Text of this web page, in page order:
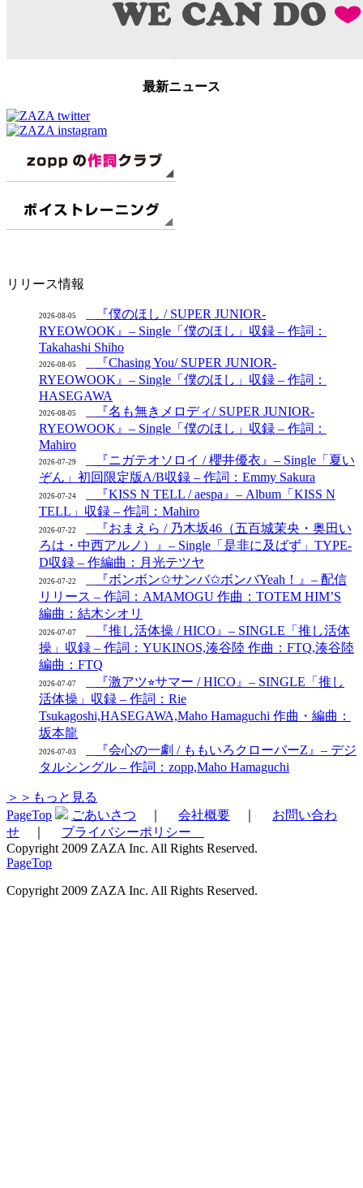
最新ニュース
リリース情報
2026-08-05
『僕のほし / SUPER JUNIOR-
RYEOWOOK』– Single「僕のほし」収録 – 作詞：
Takahashi Shiho
2026-08-05
『Chasing You/ SUPER JUNIOR-
RYEOWOOK』– Single「僕のほし」収録 – 作詞：
HASEGAWA
2026-08-05
『名も無きメロディ/ SUPER JUNIOR-
RYEOWOOK』– Single「僕のほし」収録 – 作詞：
Mahiro
2026-07-29
『ニガテオソロイ / 櫻井優衣』– Single「夏い
ぞん」初回限定版A/B収録 – 作詞：Emmy Sakura
2026-07-24
『KISS N TELL / aespa』– Album「KISS N
TELL」収録 – 作詞：Mahiro
2026-07-22
『おまえら / 乃木坂46（五百城茉央・奥田い
ろは・中西アルノ）』– Single「是非に及ばず」TYPE-
D収録 – 作編曲：月光テツヤ
2026-07-22
『ボンボン✩サンバ✩ボンバYeah！』– 配信
リリース – 作詞：AMAMOGU 作曲：TOTEM HIM’S
編曲：結木シオリ
2026-07-07
『推し活体操 / HICO』– SINGLE「推し活体
操」収録 – 作詞：YUKINOS,湊谷陸 作曲：FTQ,湊谷陸
編曲：FTQ
2026-07-07
『激アツ⭐︎サマー / HICO』– SINGLE「推し
活体操」収録 – 作詞：Rie
Tsukagoshi,HASEGAWA,Maho Hamaguchi 作曲・編曲：
坂本龍
2026-07-03
『会心の一劇 / ももいろクローバーZ』– デジ
タルシングル – 作詞：zopp,Maho Hamaguchi
＞＞もっと見る
PageTop
ごあいさつ 会社概要
お問い合わ
せ
プライバシーポリシー
Copyright 2009 ZAZA Inc. All Rights Reserved.
PageTop
Copyright 2009 ZAZA Inc. All Rights Reserved.